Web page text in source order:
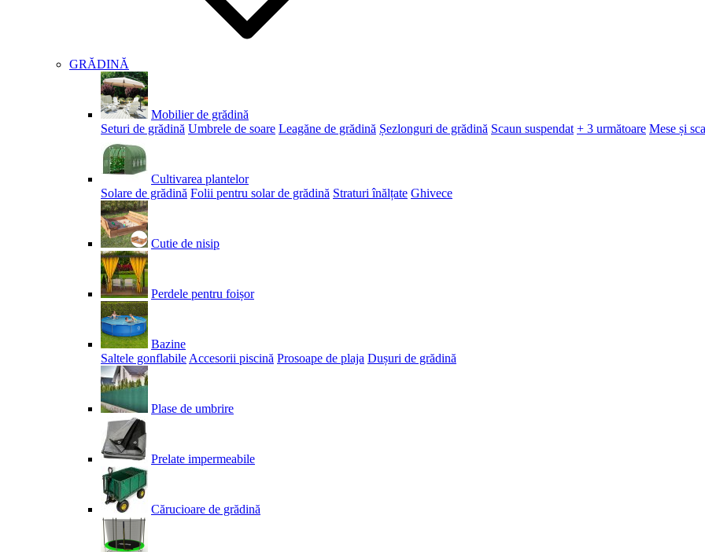
GRĂDINĂ
Mobilier de grădină
Seturi de grădină Umbrele de soare Leagăne de grădină Șezlonguri de grădină Scaun suspendat + 3 următoare Mese și
Cultivarea plantelor
Solare de grădină Folii pentru solar de grădină Straturi înălțate Ghivece
Cutie de nisip
Perdele pentru foișor
Bazine
Saltele gonflabile Accesorii piscină Prosoape de plaja Dușuri de grădină
Plase de umbrire
Prelate impermeabile
Cărucioare de grădină